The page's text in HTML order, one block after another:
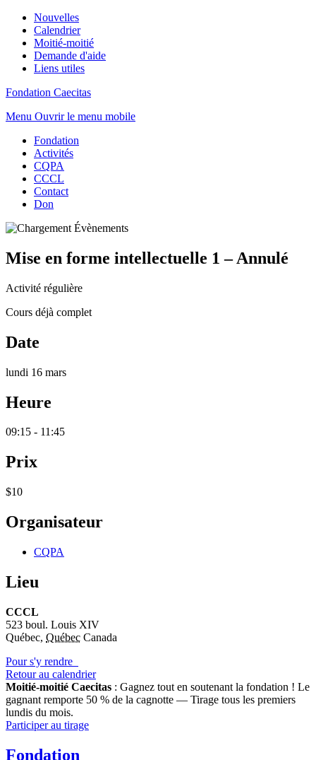
Nouvelles
Calendrier
Moitié-moitié
Demande d'aide
Liens utiles
Fondation Caecitas
Menu Ouvrir le menu mobile
Fondation
Activités
CQPA
CCCL
Contact
Don
Mise en forme intellectuelle 1 – Annulé
Activité régulière
Cours déjà complet
Date
lundi 16 mars
Heure
09:15 - 11:45
Prix
$10
Organisateur
CQPA
Lieu
CCCL
523 boul. Louis XIV
Québec, Québec Canada
Pour s'y rendre
Retour au calendrier
Moitié-moitié Caecitas : Gagnez tout en soutenant la fondation ! Le
gagnant remporte 50 % de la cagnotte — Tirage tous les premiers
lundis du mois.
Participer au tirage
Fondation